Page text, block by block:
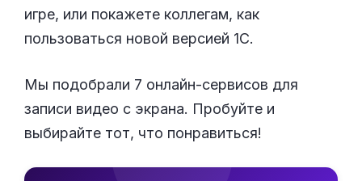
игре, или покажете коллегам, как
пользоваться новой версией 1С.
Мы подобрали 7 онлайн-сервисов для
записи видео с экрана. Пробуйте и
выбирайте тот, что понравиться!